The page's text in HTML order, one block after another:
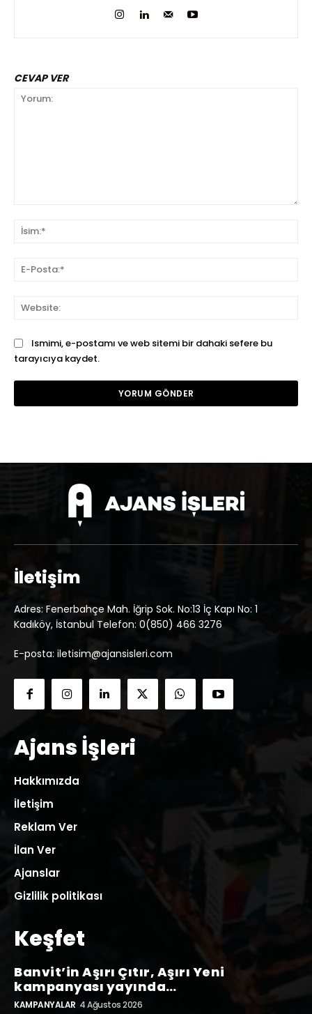
CEVAP VER
Ismimi, e-postamı ve web sitemi bir dahaki sefere bu
tarayıcıya kaydet.
İletişim
Adres: Fenerbahçe Mah. İğrip Sok. No:13 İç Kapı No: 1
Kadıköy, İstanbul Telefon: 0(850) 466 3276
E-posta: iletisim@ajansisleri.com
Ajans İşleri
Hakkımızda
İletişim
Reklam Ver
İlan Ver
Ajanslar
Gizlilik politikası
Keşfet
Banvit’in Aşırı Çıtır, Aşırı Yeni
kampanyası yayında…
KAMPANYALAR 4 Ağustos 2026